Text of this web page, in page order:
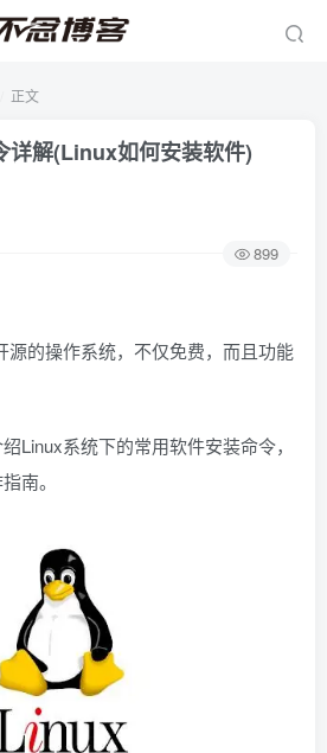
正文
详解(Linux如何安装软件)
899
源的操作系统，不仅免费，而且功能
Linux系统下的常用软件安装命令，
南。